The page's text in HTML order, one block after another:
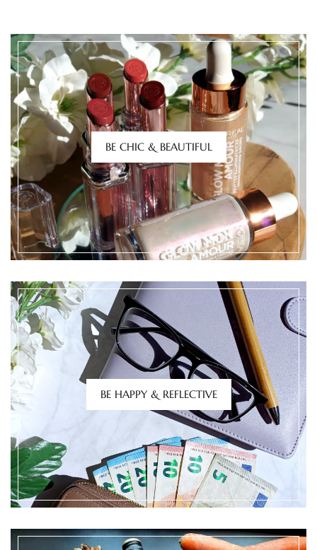
BE CHIC & BEAUTIFUL
BE HAPPY & REFLECTIVE